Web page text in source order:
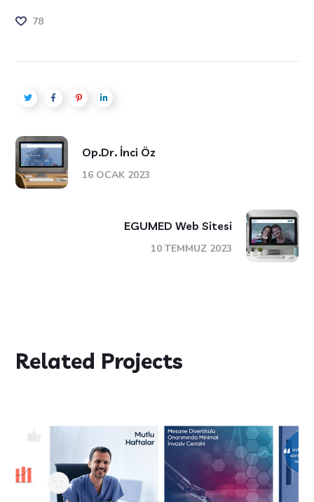
78
Op.Dr. İnci Öz
16 OCAK 2023
EGUMED Web Sitesi
10 TEMMUZ 2023
Related Projects